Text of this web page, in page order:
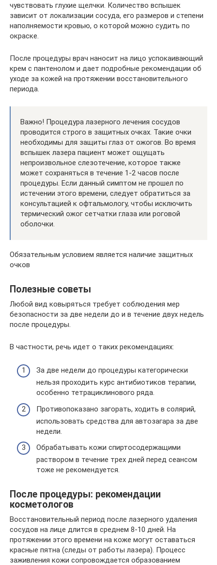
чувствовать глухие щелчки. Количество вспышек
зависит от локализации сосуда, его размеров и степени
наполняемости кровью, о которой можно судить по
окраске.
После процедуры врач наносит на лицо успокаивающий
крем с пантенолом и дает подробные рекомендации об
уходе за кожей на протяжении восстановительного
периода.
Важно! Процедура лазерного лечения сосудов
проводится строго в защитных очках. Такие очки
необходимы для защиты глаз от ожогов. Во время
вспышек лазера пациент может ощущать
непроизвольное слезотечение, которое также
может сохраняться в течение 1-2 часов после
процедуры. Если данный симптом не прошел по
истечении этого времени, следует обратиться за
консультацией к офтальмологу, чтобы исключить
термический ожог сетчатки глаза или роговой
оболочки.
Обязательным условием является наличие защитных
очков
Полезные советы
Любой вид ковыряться требует соблюдения мер
безопасности за две недели до и в течение двух недель
после процедуры.
В частности, речь идет о таких рекомендациях:
За две недели до процедуры категорически
нельзя проходить курс антибиотиков терапии,
особенно тетрациклинового ряда.
Противопоказано загорать, ходить в солярий,
использовать средства для автозагара за две
недели.
Обрабатывать кожи спиртосодержащими
раствором в течение трех дней перед сеансом
тоже не рекомендуется.
После процедуры: рекомендации
косметологов
Восстановительный период после лазерного удаления
сосудов на лице длится в среднем 8-10 дней. На
протяжении этого времени на коже могут оставаться
красные пятна (следы от работы лазера). Процесс
заживления кожи сопровождается образованием